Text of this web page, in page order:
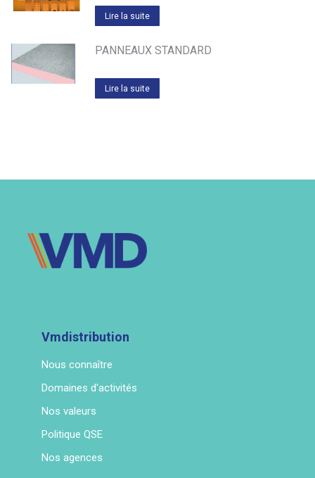
Lire la suite
PANNEAUX STANDARD
Lire la suite
Vmdistribution
Nous connaître
Domaines d'activités
Nos valeurs
Politique QSE
Nos agences